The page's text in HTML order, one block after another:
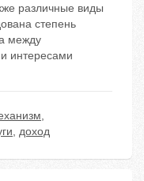
различные виды
степень
между
интересами
,
, доход